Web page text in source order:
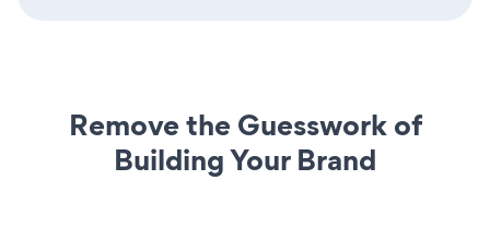
Remove the Guesswork of
Building Your Brand